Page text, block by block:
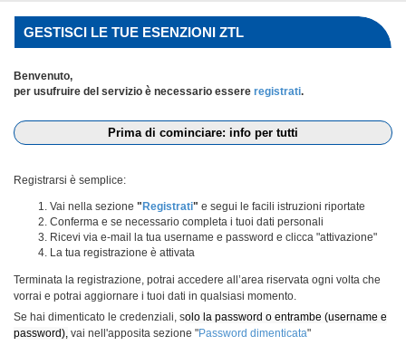
GESTISCI LE TUE ESENZIONI ZTL
Benvenuto,
per usufruire del servizio è necessario essere registrati.
Prima di cominciare: info per tutti
Registrarsi è semplice:
Vai nella sezione " Registrati" e segui le facili istruzioni riportate
Conferma e se necessario completa i tuoi dati personali
Ricevi via e-mail la tua username e password e clicca "attivazione"
La tua registrazione è attivata
Terminata la registrazione, potrai accedere all’area riservata ogni volta che
vorrai e potrai aggiornare i tuoi dati in qualsiasi momento.
Se hai dimenticato le credenziali, solo la password o entrambe (username e
password), vai nell'apposita sezione "Password dimenticata"